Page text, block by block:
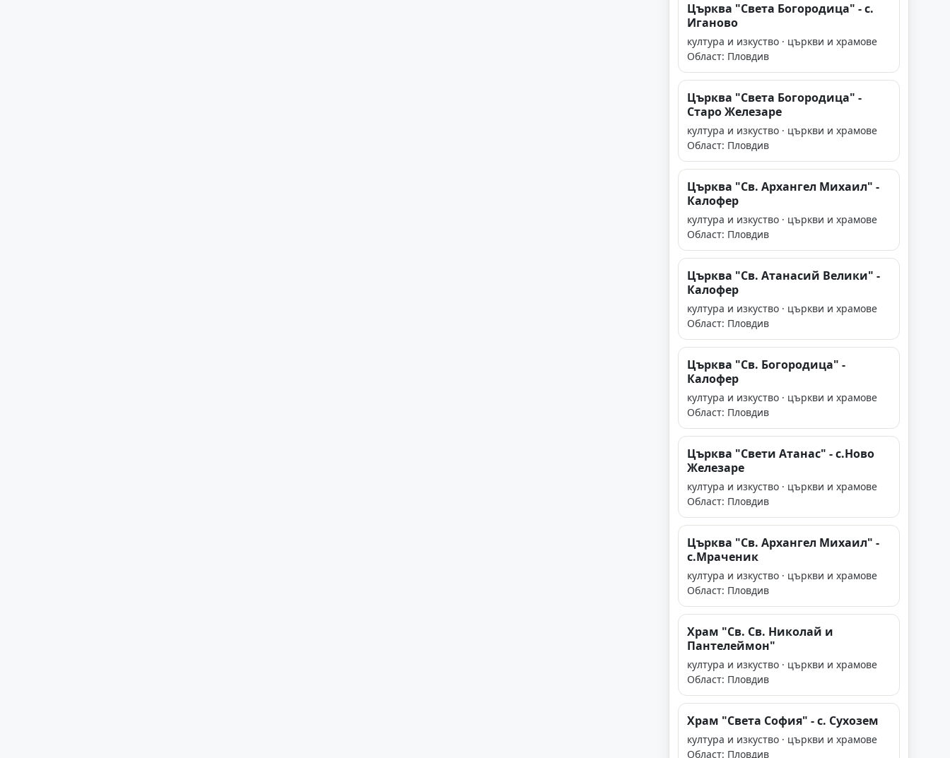
Църква "Света Богородица" - с.
Иганово
култура и изкуство · църкви и храмове
Област: Пловдив
Църква "Света Богородица" -
Старо Железаре
култура и изкуство · църкви и храмове
Област: Пловдив
Църква "Св. Архангел Михаил" -
Калофер
култура и изкуство · църкви и храмове
Област: Пловдив
Църква "Св. Атанасий Велики" -
Калофер
култура и изкуство · църкви и храмове
Област: Пловдив
Църква "Св. Богородица" -
Калофер
култура и изкуство · църкви и храмове
Област: Пловдив
Църква "Свети Атанас" - с.Ново
Железаре
култура и изкуство · църкви и храмове
Област: Пловдив
Църква "Св. Архангел Михаил" -
с.Мраченик
култура и изкуство · църкви и храмове
Област: Пловдив
Храм "Св. Св. Николай и
Пантелеймон"
култура и изкуство · църкви и храмове
Област: Пловдив
Храм "Света София" - с. Сухозем
култура и изкуство · църкви и храмове
Област: Пловдив